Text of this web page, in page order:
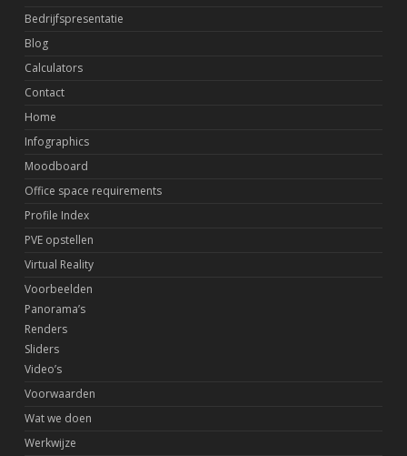
Bedrijfspresentatie
Blog
Calculators
Contact
Home
Infographics
Moodboard
Office space requirements
Profile Index
PVE opstellen
Virtual Reality
Voorbeelden
Panorama’s
Renders
Sliders
Video’s
Voorwaarden
Wat we doen
Werkwijze